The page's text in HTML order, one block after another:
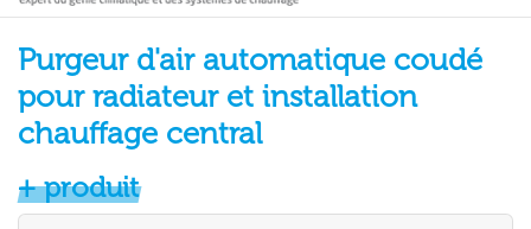
Purgeur d'air automatique coudé
pour radiateur et installation
chauffage central
+ produit